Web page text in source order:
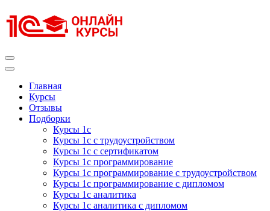
к
содержимому
Главная
Курсы
Отзывы
Подборки
Курсы 1с
Курсы 1с с трудоустройством
Курсы 1с с сертификатом
Курсы 1с программирование
Курсы 1с программирование с трудоустройством
Курсы 1с программирование с дипломом
Курсы 1с аналитика
Курсы 1с аналитика с дипломом